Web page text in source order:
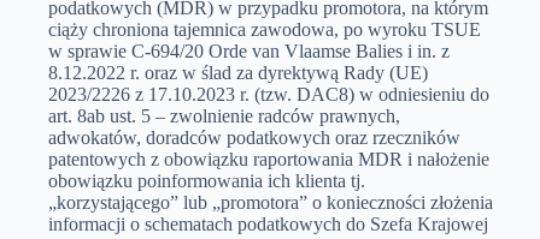
podatkowych (MDR) w przypadku promotora, na którym
ciąży chroniona tajemnica zawodowa, po wyroku TSUE
w sprawie C-694/20 Orde van Vlaamse Balies i in. z
8.12.2022 r. oraz w ślad za dyrektywą Rady (UE)
2023/2226 z 17.10.2023 r. (tzw. DAC8) w odniesieniu do
art. 8ab ust. 5 – zwolnienie radców prawnych,
adwokatów, doradców podatkowych oraz rzeczników
patentowych z obowiązku raportowania MDR i nałożenie
obowiązku poinformowania ich klienta tj.
„korzystającego” lub „promotora” o konieczności złożenia
informacji o schematach podatkowych do Szefa Krajowej